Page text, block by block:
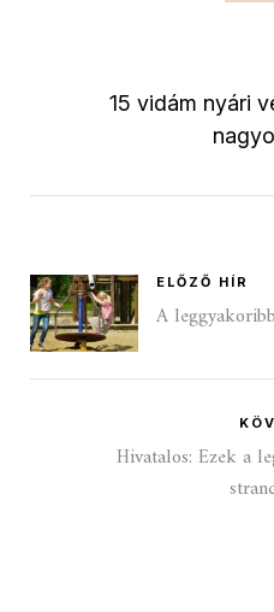
15 vidám nyári
ELŐZŐ HÍR
A
Hivatalos: Ezek a